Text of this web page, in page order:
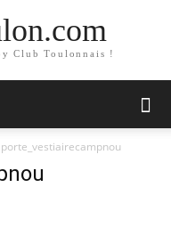
Club Toulonnais !